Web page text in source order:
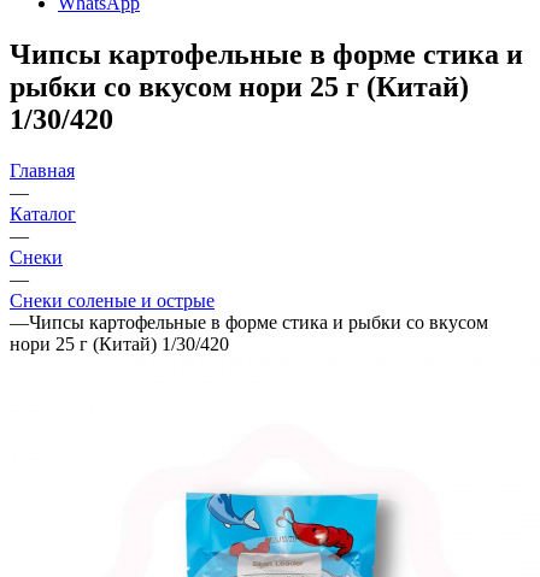
Чипсы картофельные в форме стика и
рыбки со вкусом нори 25 г (Китай)
1/30/420
Главная
—
Каталог
—
Снеки
—
Снеки соленые и острые
—Чипсы картофельные в форме стика и рыбки со вкусом
нори 25 г (Китай) 1/30/420